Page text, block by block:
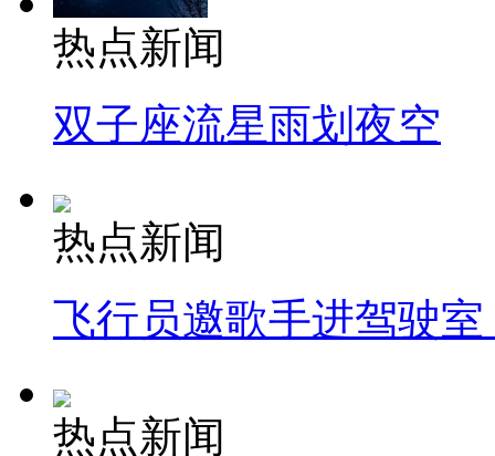
热点新闻
双子座流星雨划夜空
热点新闻
飞行员邀歌手进驾驶
热点新闻